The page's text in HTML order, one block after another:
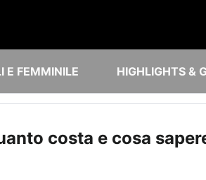
E FEMMINILE HIGHLIGHTS &
costa e cosa